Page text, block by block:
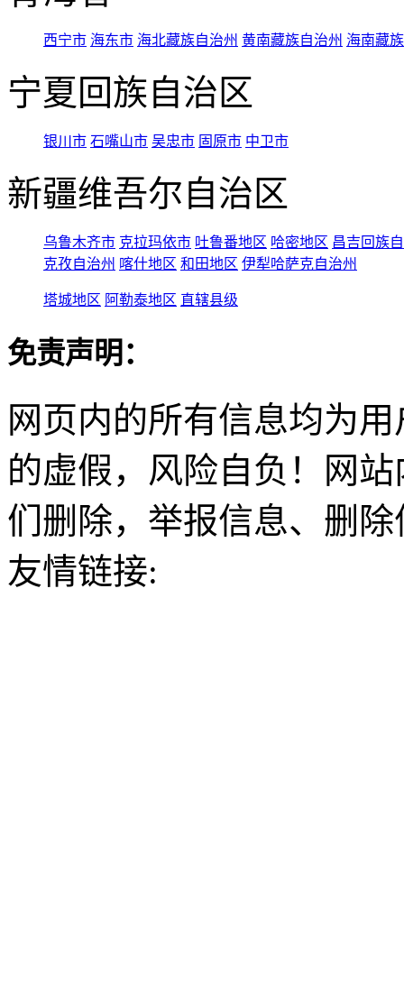
西宁市 海东市 海北藏族自治州 黄南藏族自治州 海南藏
宁夏回族自治区
银川市 石嘴山市 吴忠市 固原市 中卫市
新疆维吾尔自治区
乌鲁木齐市 克拉玛依市 吐鲁番地区 哈密地区 昌吉回族
克孜自治州 喀什地区 和田地区 伊犁哈萨克自治州
塔城地区 阿勒泰地区 直辖县级
免责声明：
网页内的所有信息均为
的虚假，风险自负！网
们删除，举报信息、删
友情链接: